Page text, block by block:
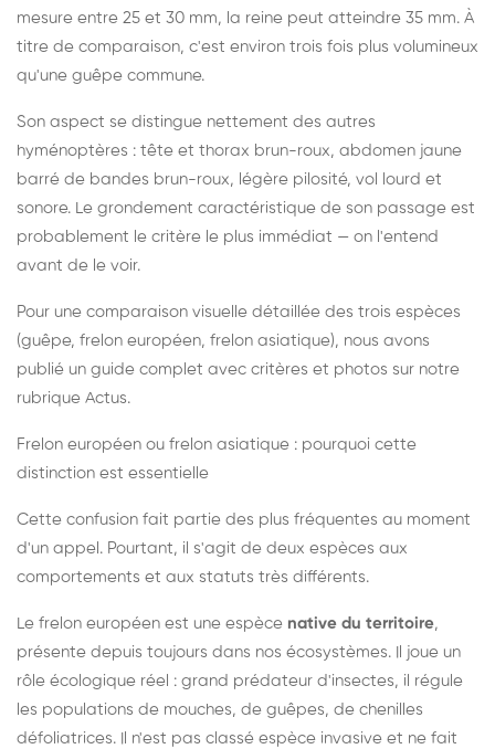
mesure entre 25 et 30 mm, la reine peut atteindre 35 mm. À
titre de comparaison, c'est environ trois fois plus volumineux
qu'une guêpe commune.
Son aspect se distingue nettement des autres
hyménoptères : tête et thorax brun-roux, abdomen jaune
barré de bandes brun-roux, légère pilosité, vol lourd et
sonore. Le grondement caractéristique de son passage est
probablement le critère le plus immédiat — on l'entend
avant de le voir.
Pour une comparaison visuelle détaillée des trois espèces
(guêpe, frelon européen, frelon asiatique), nous avons
publié un guide complet avec critères et photos sur notre
rubrique Actus.
Frelon européen ou frelon asiatique : pourquoi cette
distinction est essentielle
Cette confusion fait partie des plus fréquentes au moment
d'un appel. Pourtant, il s'agit de deux espèces aux
comportements et aux statuts très différents.
Le frelon européen est une espèce native du territoire,
présente depuis toujours dans nos écosystèmes. Il joue un
rôle écologique réel : grand prédateur d'insectes, il régule
les populations de mouches, de guêpes, de chenilles
défoliatrices. Il n'est pas classé espèce invasive et ne fait